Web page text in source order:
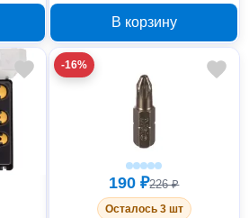
В корзину
-16%
190 ₽226 ₽
Осталось 3 шт